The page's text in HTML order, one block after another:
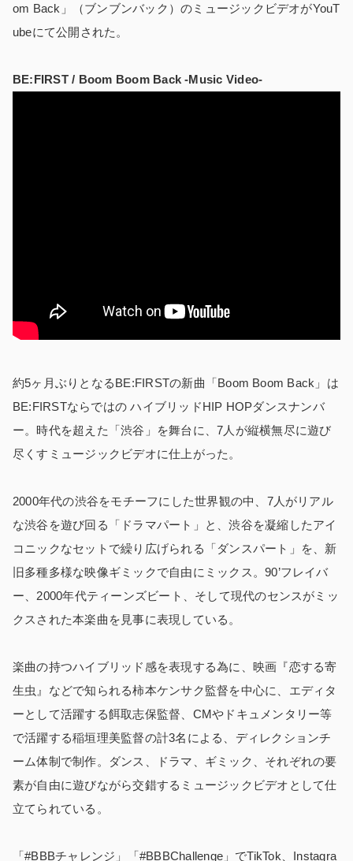
om Back」（ブンブンバック）のミュージックビデオがYouT
ubeにて公開された。
BE:FIRST / Boom Boom Back -Music Video-
約5ヶ月ぶりとなるBE:FIRSTの新曲「Boom Boom Back」は
BE:FIRSTならではの ハイブリッドHIP HOPダンスナンバ
ー。時代を超えた「渋谷」を舞台に、7人が縦横無尽に遊び
尽くすミュージックビデオに仕上がった。
2000年代の渋谷をモチーフにした世界観の中、7人がリアル
な渋谷を遊び回る「ドラマパート」と、渋谷を凝縮したアイ
コニックなセットで繰り広げられる「ダンスパート」を、新
旧多種多様な映像ギミックで自由にミックス。90’フレイバ
ー、2000年代ティーンズビート、そして現代のセンスがミッ
クスされた本楽曲を見事に表現している。
楽曲の持つハイブリッド感を表現する為に、映画『恋する寄
生虫』などで知られる柿本ケンサク監督を中心に、エディタ
ーとして活躍する餌取志保監督、CMやドキュメンタリー等
で活躍する稲垣理美監督の計3名による、ディレクションチ
ーム体制で制作。ダンス、ドラマ、ギミック、それぞれの要
素が自由に遊びながら交錯するミュージックビデオとして仕
立てられている。
「#BBBチャレンジ」「#BBBChallenge」でTikTok、Instagra